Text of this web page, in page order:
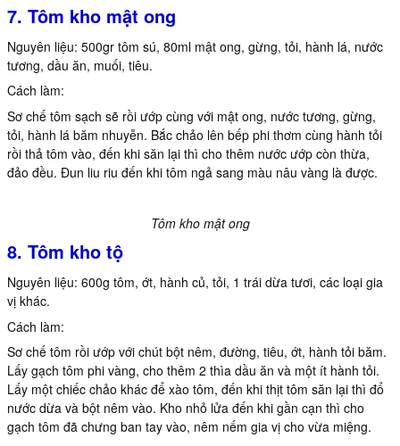
7. Tôm kho mật ong
Nguyên liệu: 500gr tôm sú, 80ml mật ong, gừng, tỏi, hành lá, nước
tương, dầu ăn, muối, tiêu.
Cách làm:
Sơ chế tôm sạch sẽ rồi ướp cùng với mật ong, nước tương, gừng,
tỏi, hành lá băm nhuyễn. Bắc chảo lên bếp phi thơm cùng hành tỏi
rồi thả tôm vào, đến khi săn lại thì cho thêm nước ướp còn thừa,
đảo đều. Đun liu riu đến khi tôm ngả sang màu nâu vàng là được.
Tôm kho mật ong
8. Tôm kho tộ
Nguyên liệu: 600g tôm, ớt, hành củ, tỏi, 1 trái dừa tươi, các loại gia
vị khác.
Cách làm:
Sơ chế tôm rồi ướp với chút bột nêm, đường, tiêu, ớt, hành tỏi băm.
Lấy gạch tôm phi vàng, cho thêm 2 thìa dầu ăn và một ít hành tỏi.
Lấy một chiếc chảo khác để xào tôm, đến khi thịt tôm săn lại thì đổ
nước dừa và bột nêm vào. Kho nhỏ lửa đến khi gần cạn thì cho
gạch tôm đã chưng ban tay vào, nêm nếm gia vị cho vừa miệng.